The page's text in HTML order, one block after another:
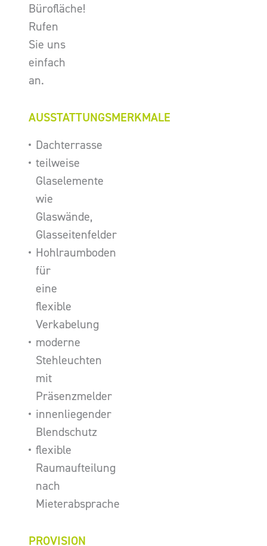
Bürofläche!
Rufen
Sie uns
einfach
an.
AUSSTATTUNGSMERKMALE
Dachterrasse
teilweise
Glaselemente
wie
Glaswände,
Glasseitenfelder
Hohlraumboden
für
eine
flexible
Verkabelung
moderne
Stehleuchten
mit
Präsenzmelder
innenliegender
Blendschutz
flexible
Raumaufteilung
nach
Mieterabsprache
PROVISION